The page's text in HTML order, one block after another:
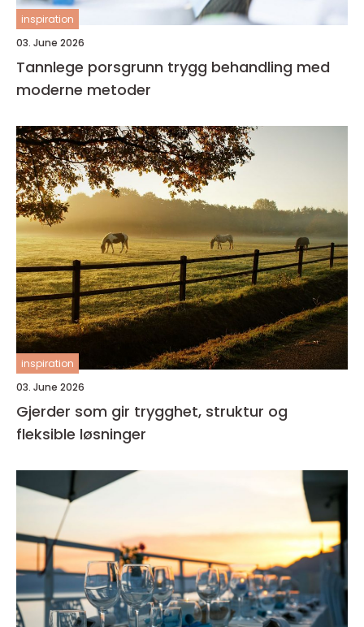
inspiration
03. June 2026
Tannlege porsgrunn trygg behandling med
moderne metoder
inspiration
03. June 2026
Gjerder som gir trygghet, struktur og
fleksible løsninger